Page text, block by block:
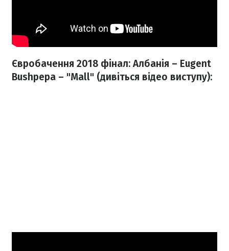
Євробачення 2018 фінал: Албанія – Eugent
Bushpepa – "Mall" (дивіться відео виступу):